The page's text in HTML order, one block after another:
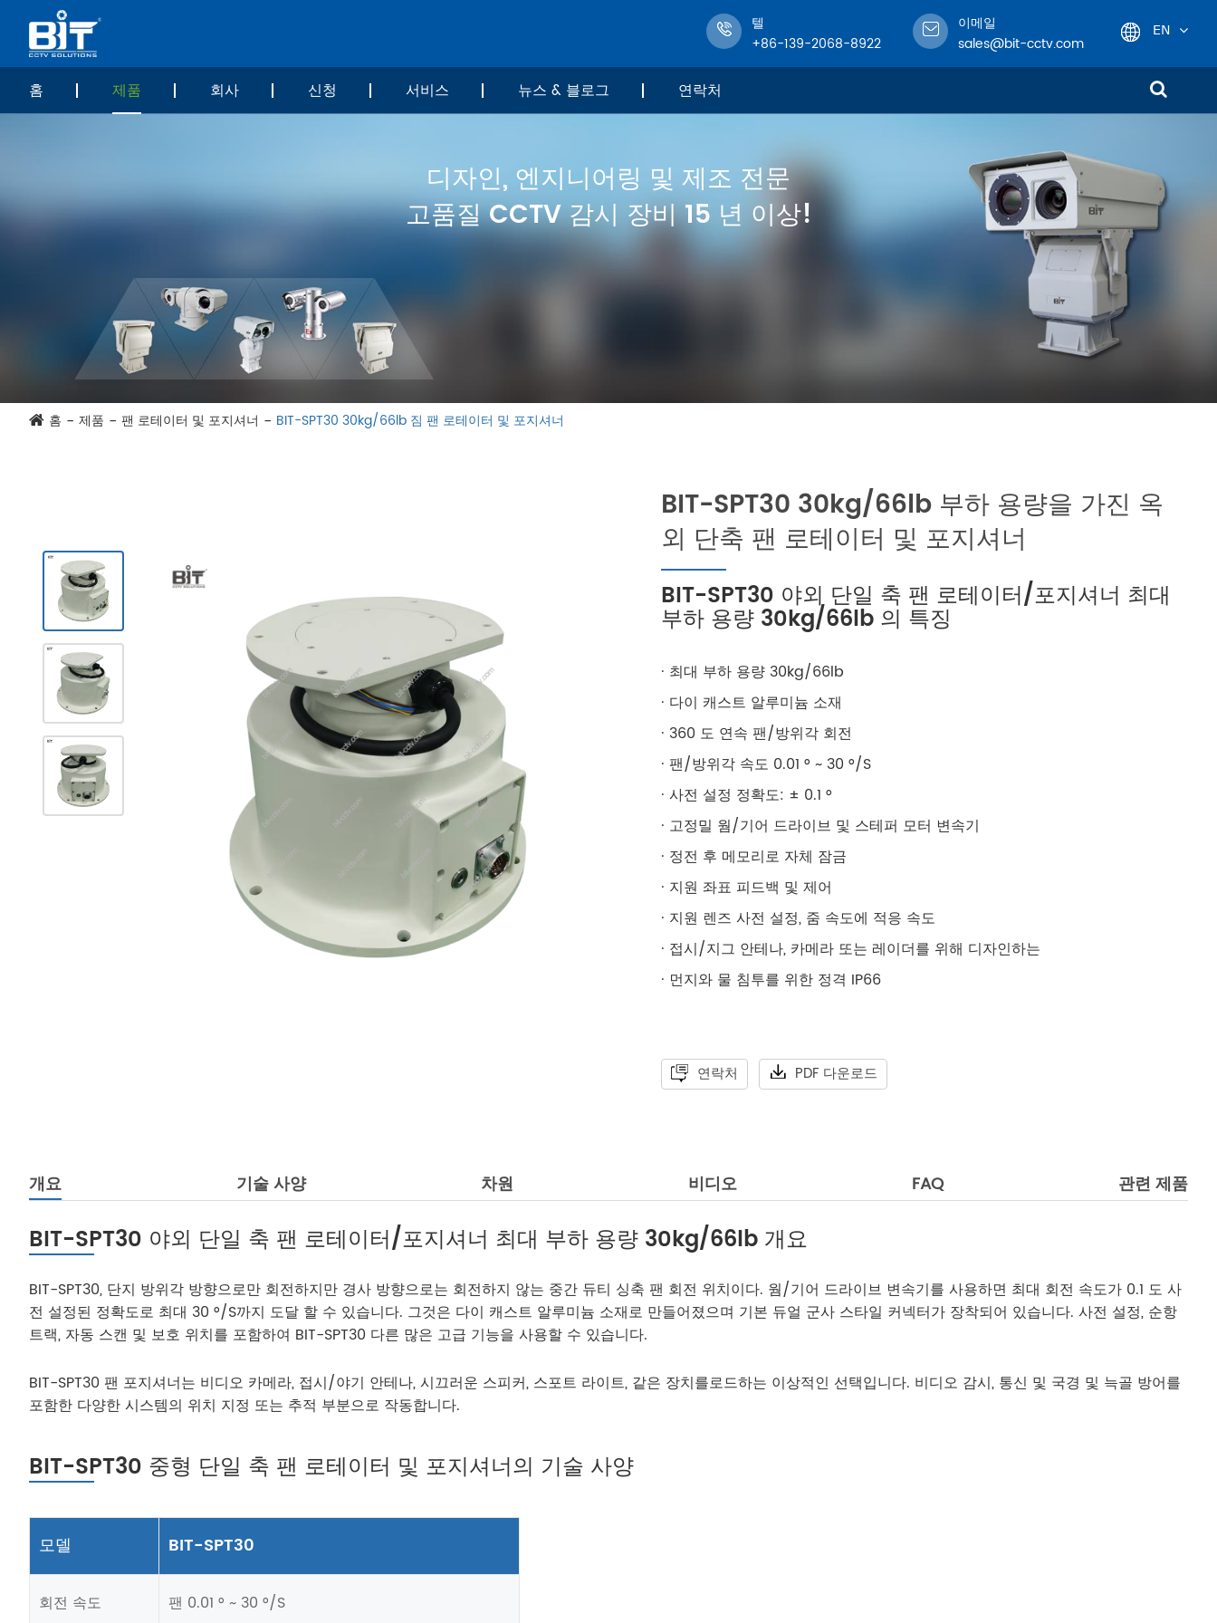
텔
+86-139-2068-8922
이메일
sales@bit-cctv.com
EN
한국어
français
Deutsch
Español
العربية
ไทย
홈 제품 회사 신청 서비스 뉴스 & 블로그 연락처
디자인, 엔지니어링 및 제조 전문
고품질 CCTV 감시 장비 15 년 이상!
홈 제품 팬 로테이터 및 포지셔너 BIT-SPT30 30kg/66lb 짐 팬 로테이터 및 포지셔너
BIT-SPT30 30kg/66lb 부하 용량을 가진 옥
외 단축 팬 로테이터 및 포지셔너
BIT-SPT30 야외 단일 축 팬 로테이터/포지셔너 최대
부하 용량 30kg/66lb 의 특징
· 최대 부하 용량 30kg/66lb
· 다이 캐스트 알루미늄 소재
· 360 도 연속 팬/방위각 회전
· 팬/방위각 속도 0.01 ° ~ 30 °/S
· 사전 설정 정확도: ± 0.1 °
· 고정밀 웜/기어 드라이브 및 스테퍼 모터 변속기
· 정전 후 메모리로 자체 잠금
· 지원 좌표 피드백 및 제어
· 지원 렌즈 사전 설정, 줌 속도에 적응 속도
· 접시/지그 안테나, 카메라 또는 레이더를 위해 디자인하는
· 먼지와 물 침투를 위한 정격 IP66
연락처 PDF 다운로드
개요 기술 사양 차원 비디오 FAQ 관련 제품
BIT-SPT30 야외 단일 축 팬 로테이터/포지셔너 최대 부하 용량 30kg/66lb 개요
BIT-SPT30, 단지 방위각 방향으로만 회전하지만 경사 방향으로는 회전하지 않는 중간 듀티 싱축 팬 회전 위치이다. 웜/기어 드라이브 변속기를 사용하면 최대 회전 속도가 0.1 도 사
전 설정된 정확도로 최대 30 °/S까지 도달 할 수 있습니다. 그것은 다이 캐스트 알루미늄 소재로 만들어졌으며 기본 듀얼 군사 스타일 커넥터가 장착되어 있습니다. 사전 설정, 순항
트랙, 자동 스캔 및 보호 위치를 포함하여 BIT-SPT30 다른 많은 고급 기능을 사용할 수 있습니다.
BIT-SPT30 팬 포지셔너는 비디오 카메라, 접시/야기 안테나, 시끄러운 스피커, 스포트 라이트, 같은 장치를로드하는 이상적인 선택입니다. 비디오 감시, 통신 및 국경 및 늑골 방어를
포함한 다양한 시스템의 위치 지정 또는 추적 부분으로 작동합니다.
BIT-SPT30 중형 단일 축 팬 로테이터 및 포지셔너의 기술 사양
모델 BIT-SPT30
회전 속도 팬 0.01 ° ~ 30 °/S